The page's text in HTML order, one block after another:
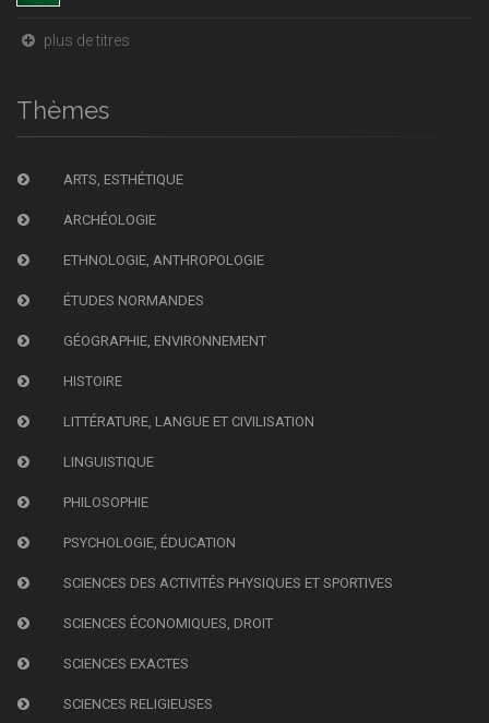
plus de titres
Thèmes
ARTS, ESTHÉTIQUE
ARCHÉOLOGIE
ETHNOLOGIE, ANTHROPOLOGIE
ÉTUDES NORMANDES
GÉOGRAPHIE, ENVIRONNEMENT
HISTOIRE
LITTÉRATURE, LANGUE ET CIVILISATION
LINGUISTIQUE
PHILOSOPHIE
PSYCHOLOGIE, ÉDUCATION
SCIENCES DES ACTIVITÉS PHYSIQUES ET SPORTIVES
SCIENCES ÉCONOMIQUES, DROIT
SCIENCES EXACTES
SCIENCES RELIGIEUSES